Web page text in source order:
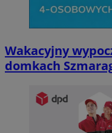
Wakacyjny
domkach